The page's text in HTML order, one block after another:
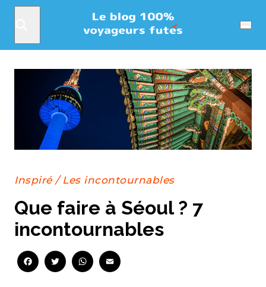
Menu
Inspiré/Les incontournables
Que faire à Séoul ? 7
incontournables
FacebookTwitterWhatsApp